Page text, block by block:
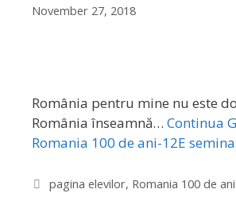
November 27, 2018
România pentru mine nu este
România înseamnă… Continua
Romania 100 de ani-12E
Categories
pagina elevilor, Romania 100 de ani